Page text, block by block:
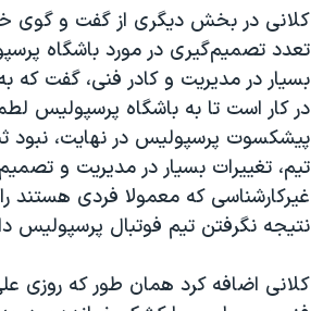
کلانی در بخش دیگری از گفت و گوی
تعدد تصمیم‌گیری در مورد باشگاه
بسیار در مدیریت و کادر فنی، گفت که
در کار است تا به باشگاه پرسپولیس
پیشکسوت پرسپولیس در نهایت، نبود
تیم، تغییرات بسیار در مدیریت و
غیرکارشناسی که معمولا فردی هستند
نتیجه نگرفتن تیم فوتبال پرسپولیس
کلانی اضافه کرد همان طور که روزی